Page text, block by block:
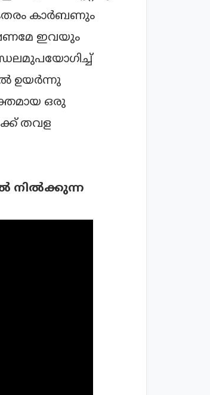
കാര്‍ബണും
ഇവയും
ഉയര്‍ന്നു
ഒരു
തവള
നില്‍ക്കുന്ന